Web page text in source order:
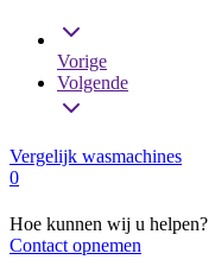
Vorige
Volgende
Vergelijk wasmachines
0
Hoe kunnen wij u helpen?
Contact opnemen